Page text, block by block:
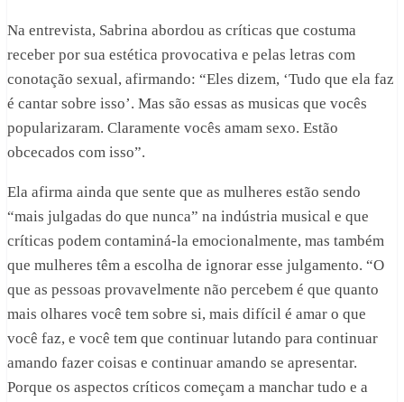
Na entrevista, Sabrina abordou as críticas que costuma
receber por sua estética provocativa e pelas letras com
conotação sexual, afirmando: “Eles dizem, ‘Tudo que ela faz
é cantar sobre isso’. Mas são essas as musicas que vocês
popularizaram. Claramente vocês amam sexo. Estão
obcecados com isso”.
Ela afirma ainda que sente que as mulheres estão sendo
“mais julgadas do que nunca” na indústria musical e que
críticas podem contaminá-la emocionalmente, mas também
que mulheres têm a escolha de ignorar esse julgamento. “O
que as pessoas provavelmente não percebem é que quanto
mais olhares você tem sobre si, mais difícil é amar o que
você faz, e você tem que continuar lutando para continuar
amando fazer coisas e continuar amando se apresentar.
Porque os aspectos críticos começam a manchar tudo e a